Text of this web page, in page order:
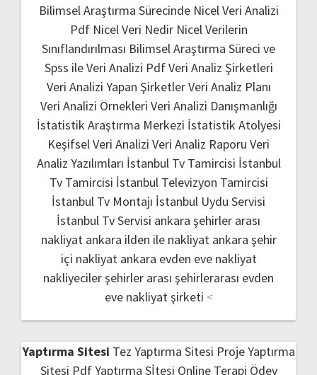
Bilimsel Araştırma Sürecinde Nicel Veri Analizi
Pdf Nicel Veri Nedir Nicel Verilerin
Sınıflandırılması Bilimsel Araştırma Süreci ve
Spss ile Veri Analizi PdfVeri Analiz Şirketleri
Veri Analizi Yapan ŞirketlerVeri Analiz Planı
Veri Analizi Örnekleri Veri Analizi Danışmanlığı
İstatistik Araştırma Merkezi İstatistik Atolyesi
Keşifsel Veri Analizi Veri Analiz Raporu Veri
Analiz Yazılımları İstanbul Tv Tamircisi İstanbul
Tv Tamircisi İstanbul Televizyon Tamircisi
İstanbul Tv Montajı İstanbul Uydu Servisi
İstanbul Tv Servisi ankara şehirler arası
nakliyat ankara ilden ile nakliyat ankara şehir
içi nakliyat ankara evden eve nakliyat
nakliyeciler şehirler arası şehirlerarası evden
eve nakliyat şirketi <
Yaptırma Sitesi Tez Yaptırma Sitesi Proje Yaptırma
Sitesi Pdf Yaptırma Sİtesi Online Terapi Ödev